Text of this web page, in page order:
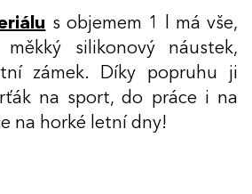
s objemem 1 l má vše,
silikonový náustek,
zámek. Díky popruhu ji
na sport, do práce i na
na horké letní dny!